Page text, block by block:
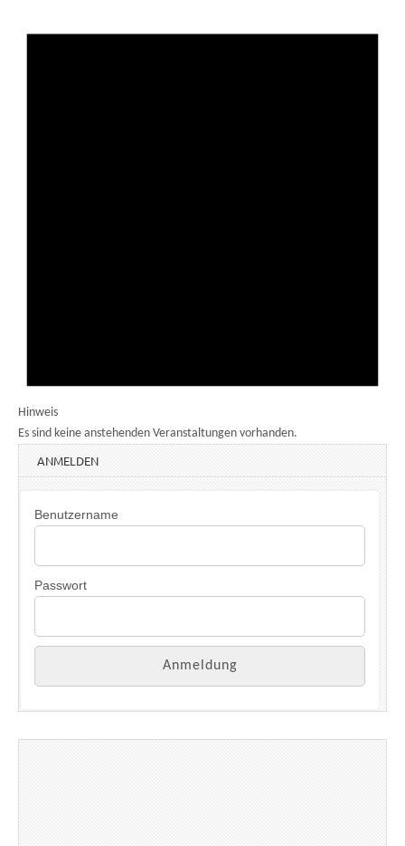
Hinweis
Es sind keine anstehenden Veranstaltungen vorhanden.
ANMELDEN
Benutzername
Passwort